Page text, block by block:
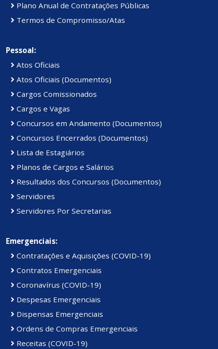
Plano Anual de Contratações Públicas
Termos de Compromisso/Atas
Pessoal:
Atos Oficiais
Atos Oficiais (Documentos)
Cargos Comissionados
Cargos e Vagas
Concursos em Andamento (Documentos)
Concursos Encerrados (Documentos)
Lista de Estagiários
Planos de Cargos e Salários
Resultados dos Concursos (Documentos)
Servidores
Servidores Por Secretarias
Emergenciais:
Contratações e Aquisições (COVID-19)
Contratos Emergenciais
Coronavírus (COVID-19)
Despesas Emergenciais
Dispensas Emergenciais
Ordens de Compras Emergenciais
Receitas (COVID-19)